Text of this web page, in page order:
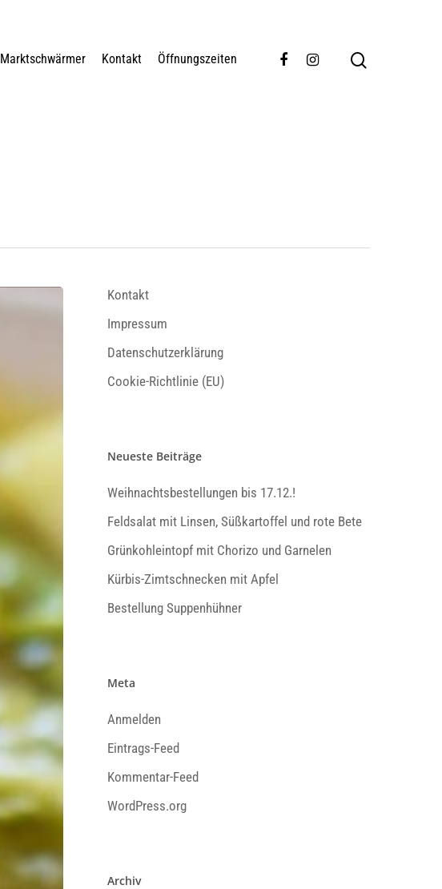
Marktschwärmer Kontakt Öffnungszeiten
Kontakt
Impressum
Datenschutzerklärung
Cookie-Richtlinie (EU)
Neueste Beiträge
Weihnachtsbestellungen bis 17.12.!
Feldsalat mit Linsen, Süßkartoffel und rote Bete
Grünkohleintopf mit Chorizo und Garnelen
Kürbis-Zimtschnecken mit Apfel
Bestellung Suppenhühner
Meta
Anmelden
Eintrags-Feed
Kommentar-Feed
WordPress.org
Archiv